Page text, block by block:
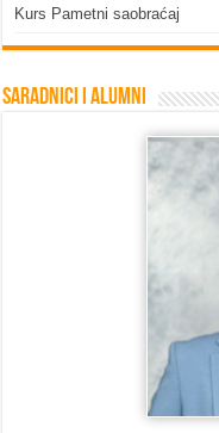
Kurs Pametni saobraćaj
Saradnici i Alumni